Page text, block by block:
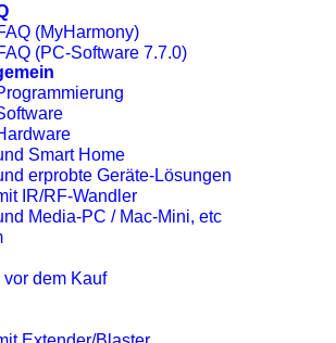
(MyHarmony)
(PC-Software 7.7.0)
Smart Home
erprobte Geräte-Lösungen
IR/RF-Wandler
Media-PC / Mac-Mini, etc
dem Kauf